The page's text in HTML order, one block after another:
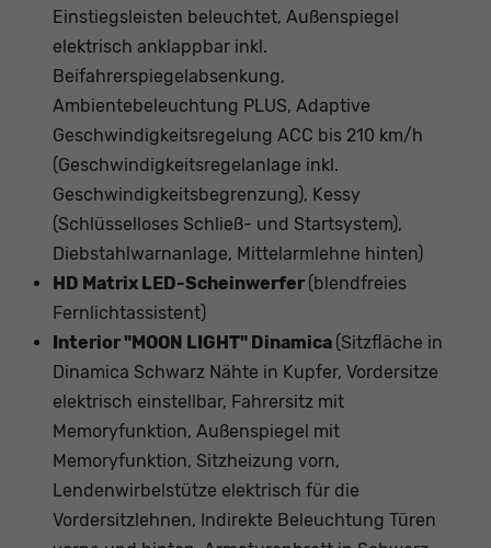
Einstiegsleisten beleuchtet, Außenspiegel
elektrisch anklappbar inkl.
Beifahrerspiegelabsenkung,
Ambientebeleuchtung PLUS, Adaptive
Geschwindigkeitsregelung ACC bis 210 km/h
(Geschwindigkeitsregelanlage inkl.
Geschwindigkeitsbegrenzung), Kessy
(Schlüsselloses Schließ- und Startsystem),
Diebstahlwarnanlage, Mittelarmlehne hinten)
HD Matrix LED-Scheinwerfer (blendfreies
Fernlichtassistent)
Interior "MOON LIGHT" Dinamica (Sitzfläche in
Dinamica Schwarz Nähte in Kupfer, Vordersitze
elektrisch einstellbar, Fahrersitz mit
Memoryfunktion, Außenspiegel mit
Memoryfunktion, Sitzheizung vorn,
Lendenwirbelstütze elektrisch für die
Vordersitzlehnen, Indirekte Beleuchtung Türen